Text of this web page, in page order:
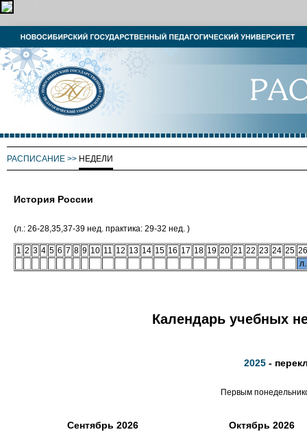
РАСПИСАНИЕ >> НЕДЕЛИ
История России
(л.: 26-28,35,37-39 нед. практика: 29-32 нед. )
1 2 3 4 5 6 7 8 9 10 11 12 13 14 15 16 17 18 19 20 21 22 23 24 25 26
л.
Календарь учебных
2025 -
Первым
Сентябрь 2026 Октябрь 2026